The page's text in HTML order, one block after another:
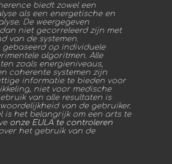
biedt zowel een
als een energetische en
De weergegeven
niet gecorreleerd zijn met
van de systemen.
gebaseerd op individuele
algoritmen. Alle
zoals energieniveaus,
coherente systemen zijn
informatie te bieden voor
niet voor medische
van alle resultaten is
van de gebruiker.
is het belangrijk om een arts te
onze EULA te controleren
het gebruik van de